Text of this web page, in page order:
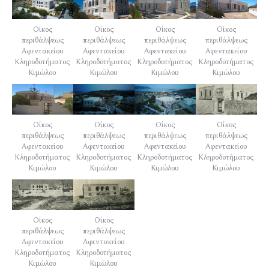
Οίκος
περιθάλψεως
Αφεντακείου
Κληροδοτήματος
Κιμώλου
Οίκος
περιθάλψεως
Αφεντακείου
Κληροδοτήματος
Κιμώλου
Οίκος
περιθάλψεως
Αφεντακείου
Κληροδοτήματος
Κιμώλου
Οίκος
περιθάλψεως
Αφεντακείου
Κληροδοτήματος
Κιμώλου
Οίκος
περιθάλψεως
Αφεντακείου
Κληροδοτήματος
Κιμώλου
Οίκος
περιθάλψεως
Αφεντακείου
Κληροδοτήματος
Κιμώλου
Οίκος
περιθάλψεως
Αφεντακείου
Κληροδοτήματος
Κιμώλου
Οίκος
περιθάλψεως
Αφεντακείου
Κληροδοτήματος
Κιμώλου
Οίκος
περιθάλψεως
Αφεντακείου
Κληροδοτήματος
Κιμώλου
Οίκος
περιθάλψεως
Αφεντακείου
Κληροδοτήματος
Κιμώλου